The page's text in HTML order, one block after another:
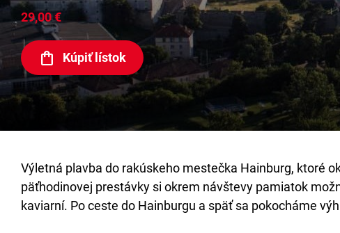
29,00 €
Kúpiť lístok
Výletná plavba do rakúskeho mestečka Hainburg, ktoré
päťhodinovej prestávky si okrem návštevy pamiatok
kaviarní. Po ceste do Hainburgu a späť sa pokocháme